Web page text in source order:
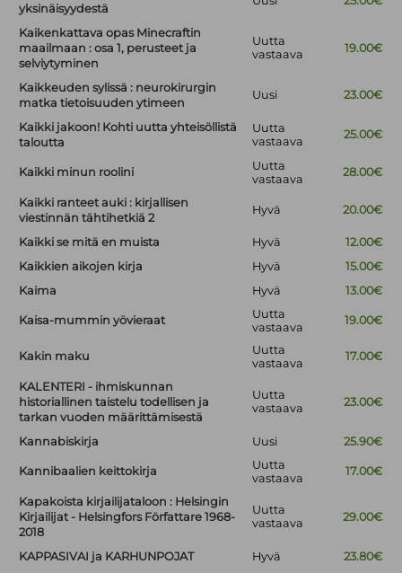
yksinäisyydestä
Kaikenkattava opas Minecraftin
maailmaan : osa 1, perusteet ja
selviytyminen
Uutta
vastaava
19.00€
Kaikkeuden sylissä : neurokirurgin
matka tietoisuuden ytimeen
Uusi 23.00€
Kaikki jakoon! Kohti uutta yhteisöllistä
taloutta
Uutta
vastaava
25.00€
Kaikki minun roolini
Uutta
vastaava
28.00€
Kaikki ranteet auki : kirjallisen
viestinnän tähtihetkiä 2
Hyvä 20.00€
Kaikki se mitä en muista Hyvä
12.00€
Kaikkien aikojen kirja
Hyvä
15.00€
Kaima
Hyvä 13.00€
Kaisa-mummin yövieraat
Uutta
vastaava
19.00€
Kakin maku
Uutta
vastaava
17.00€
KALENTERI - ihmiskunnan
historiallinen taistelu todellisen ja
tarkan vuoden määrittämisestä
Uutta
vastaava
23.00€
Kannabiskirja Uusi 25.90€
Kannibaalien keittokirja
Uutta
vastaava
17.00€
Kapakoista kirjailijataloon : Helsingin
Kirjailijat - Helsingfors Författare 1968-
2018
Uutta
vastaava
29.00€
KAPPASIVAI ja KARHUNPOJAT Hyvä
23.80€